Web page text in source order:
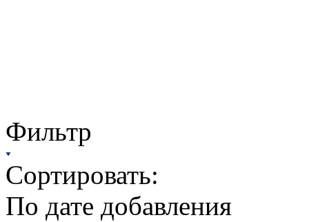
Фильтр
Сортировать:
По дате добавления